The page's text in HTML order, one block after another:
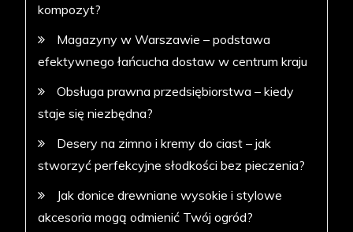
kompozyt?
Magazyny w Warszawie – podstawa
efektywnego łańcucha dostaw w centrum kraju
Obsługa prawna przedsiębiorstwa – kiedy
staje się niezbędna?
Desery na zimno i kremy do ciast – jak
stworzyć perfekcyjne słodkości bez pieczenia?
Jak donice drewniane wysokie i stylowe
akcesoria mogą odmienić Twój ogród?